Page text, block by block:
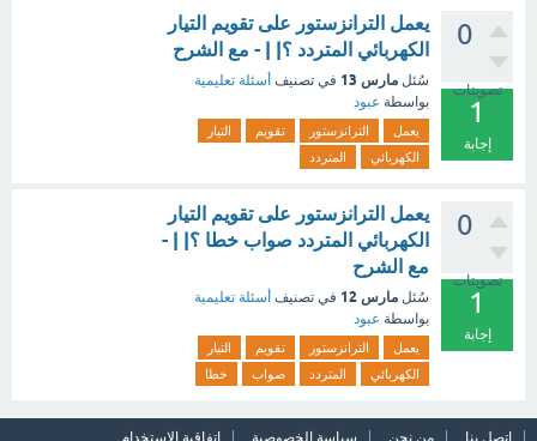
0
تصويتات
1
إجابة
يعمل الترانزستور على تقويم التيار
الكهربائي المتردد ؟| | - مع الشرح
سُئل مارس 13 في تصنيف أسئلة تعليمية
بواسطة عبود
يعمل الترانزستور تقويم
التيار
الكهربائي
المتردد
0
تصويتات
1
إجابة
يعمل الترانزستور على تقويم التيار
الكهربائي المتردد صواب خطا ؟| | -
مع الشرح
سُئل مارس 12 في تصنيف أسئلة تعليمية
بواسطة عبود
يعمل الترانزستور تقويم
التيار
الكهربائي
المتردد صواب خطا
اتصل بنا من نحن سياسة الخصوصية اتفاقية الاستخدام